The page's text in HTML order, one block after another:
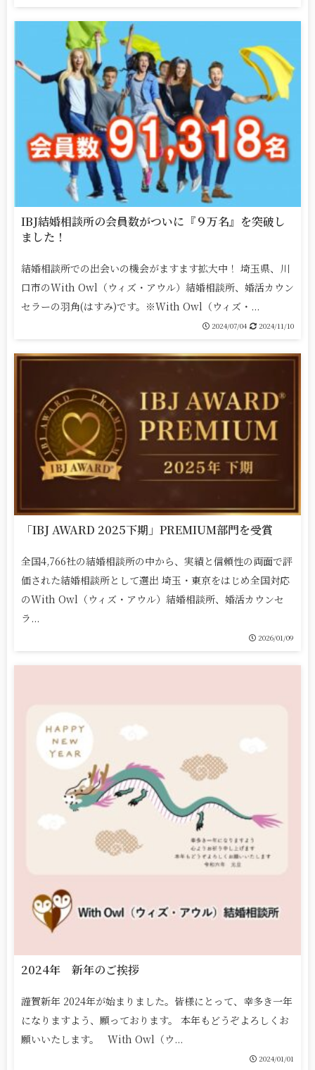
IBJ結婚相談所の会員数がついに『９万名』を突破し
ました！
結婚相談所での出会いの機会がますます拡大中！ 埼玉県、川
口市のWith Owl（ウィズ・アウル）結婚相談所、婚活カウン
セラーの羽角(はすみ)です。※With Owl（ウィズ・...
2024/07/04 2024/11/10
「IBJ AWARD 2025下期」PREMIUM部門を受賞
全国4,766社の結婚相談所の中から、実績と信頼性の両面で評
価された結婚相談所として選出 埼玉・東京をはじめ全国対応
のWith Owl（ウィズ・アウル）結婚相談所、婚活カウンセ
ラ...
2026/01/09
2024年 新年のご挨拶
謹賀新年 2024年が始まりました。皆様にとって、幸多き一年
になりますよう、願っております。 本年もどうぞよろしくお
願いいたします。 With Owl（ウ...
2024/01/01